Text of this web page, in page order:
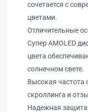
сочетается с
цветами.
Отличительные
Супер AMOLED
цвета
солнечном свете.
Высокая частота
скроллинга и
Надежная